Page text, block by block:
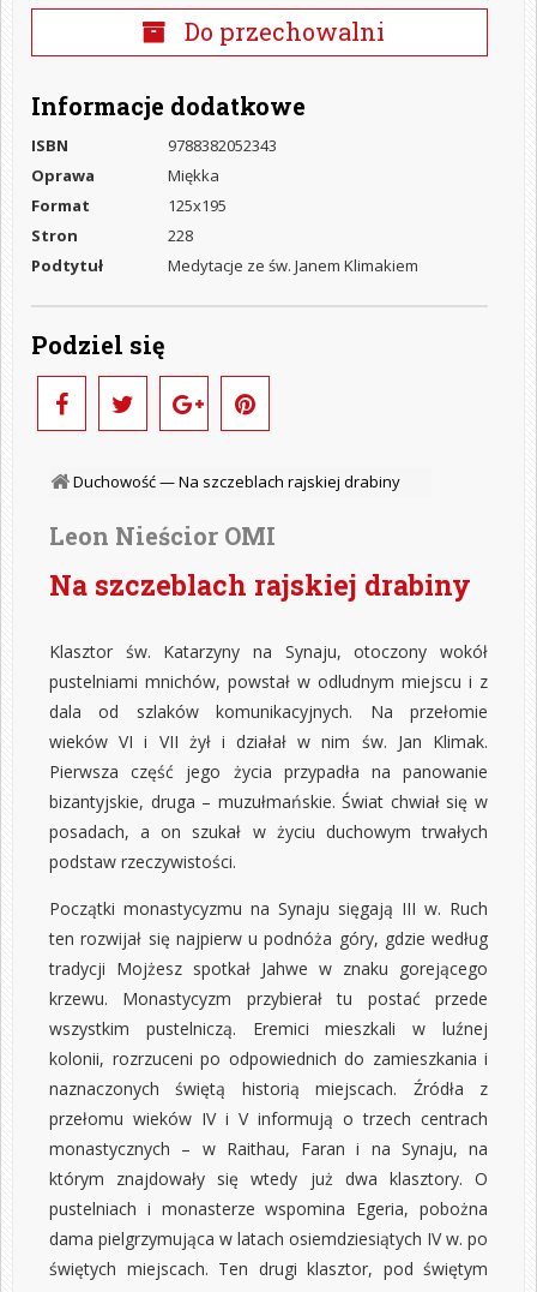
Do przechowalni
Informacje dodatkowe
ISBN
9788382052343
Oprawa
Miękka
Format
125x195
Stron
228
Podtytuł
Medytacje ze św. Janem Klimakiem
Podziel się
Duchowość —Na szczeblach rajskiej drabiny
Leon Nieścior OMI
Na szczeblach rajskiej drabiny
Klasztor św. Katarzyny na Synaju, otoczony wokół
pustelniami mnichów, powstał w odludnym miejscu i z
dala od szlaków komunikacyjnych. Na przełomie
wieków VI i VII żył i działał w nim św. Jan Klimak.
Pierwsza część jego życia przypadła na panowanie
bizantyjskie, druga – muzułmańskie. Świat chwiał się w
posadach, a on szukał w życiu duchowym trwałych
podstaw rzeczywistości.
Początki monastycyzmu na Synaju sięgają III w. Ruch
ten rozwijał się najpierw u podnóża góry, gdzie według
tradycji Mojżesz spotkał Jahwe w znaku gorejącego
krzewu. Monastycyzm przybierał tu postać przede
wszystkim pustelniczą. Eremici mieszkali w luźnej
kolonii, rozrzuceni po odpowiednich do zamieszkania i
naznaczonych świętą historią miejscach. Źródła z
przełomu wieków IV i V informują o trzech centrach
monastycznych – w Raithau, Faran i na Synaju, na
którym znajdowały się wtedy już dwa klasztory. O
pustelniach i monasterze wspomina Egeria, pobożna
dama pielgrzymująca w latach osiemdziesiątych IV w. po
świętych miejscach. Ten drugi klasztor, pod świętym